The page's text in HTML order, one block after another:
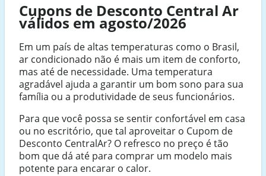
Cupons de Desconto Central Ar
válidos em agosto/2026
Em um país de altas temperaturas como o Brasil,
ar condicionado não é mais um item de conforto,
mas até de necessidade. Uma temperatura
agradável ajuda a garantir um bom sono para sua
família ou a produtividade de seus funcionários.
Para que você possa se sentir confortável em casa
ou no escritório, que tal aproveitar o Cupom de
Desconto CentralAr? O refresco no preço é tão
bom que dá até para comprar um modelo mais
potente para encarar o calor.